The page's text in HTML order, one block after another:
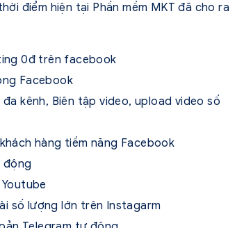
điểm hiện tại Phần mềm MKT đã cho ra
0đ trên facebook
Facebook
kênh, Biên tập video, upload video số
hàng tiềm năng Facebook
động
số lượng lớn trên Instagarm